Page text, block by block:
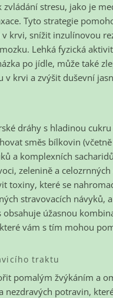
stresu, jako je
Tyto strategie
krvi, snížit inzulínovou
Lehká fyzická
po jídle, může také
krvi a zvýšit duševní
dráhy s hladinou
směs bílkovin
a komplexních
zelenině a
toxiny, které se
stravovacích návyků, a
obsahuje úžasnou
vám s tím mohou
traktu
pomalým žvýkáním a
nezdravých potravin,